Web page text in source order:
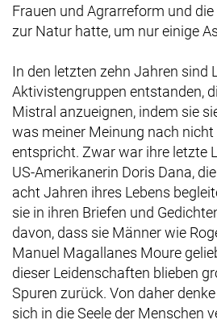
Frauen und Agrarreform und
zur Natur hatte, um nur einige
In den letzten zehn Jahren sind
Aktivistengruppen entstanden,
Mistral anzueignen, indem sie
was meiner Meinung nach nicht
entspricht. Zwar war ihre letzte
US-Amerikanerin Doris Dana,
acht Jahren ihres Lebens
sie in ihren Briefen und
davon, dass sie Männer wie
Manuel Magallanes Moure
dieser Leidenschaften blieben
Spuren zurück. Von daher
sich in die Seele der Menschen